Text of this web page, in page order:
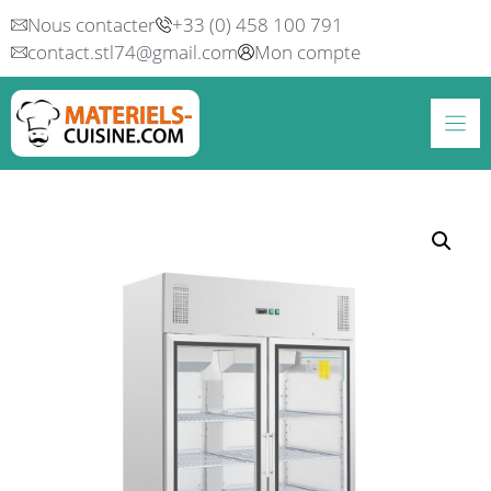
Aller
au
contenu
Nous contacter
+33 (0) 458 100 791
contact.stl74@gmail.com
Mon compte